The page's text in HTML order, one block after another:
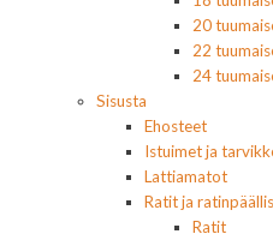
20
22
24
Sisusta
Ehosteet
Istuimet ja
Lattiamatot
Ratit ja
Ratit